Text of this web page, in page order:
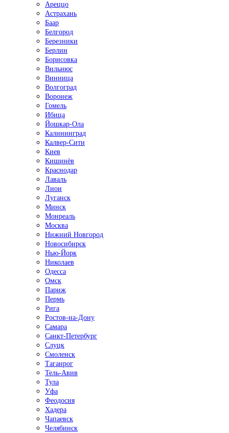
Ареццо
Астрахань
Баар
Белгород
Березники
Берлин
Борисовка
Вильнюс
Винница
Волгоград
Воронеж
Гомель
Ибица
Йошкар-Ола
Калининград
Калвер-Сити
Киев
Кишинёв
Краснодар
Лаваль
Лион
Луганск
Минск
Монреаль
Москва
Нижний Новгород
Новосибирск
Нью-Йорк
Николаев
Одесса
Омск
Париж
Пермь
Рига
Ростов-на-Дону
Самара
Санкт-Петербург
Слуцк
Смоленск
Таганрог
Тель-Авив
Тула
Уфа
Феодосия
Хадера
Чапаевск
Челябинск